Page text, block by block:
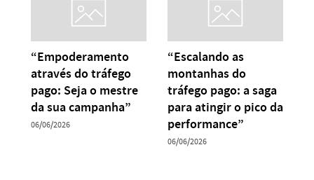
“Empoderamento
através do tráfego
pago: Seja o mestre
da sua campanha”
06/06/2026
“Escalando as
montanhas do
tráfego pago: a saga
para atingir o pico da
performance”
06/06/2026